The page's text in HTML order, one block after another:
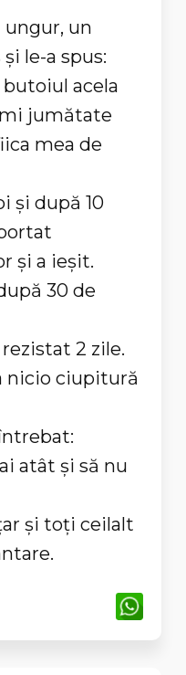
ungur, un
le-a spus:
butoiul acela
jumătate
mea de
și după 10
și a ieșit.
30 de
2 zile.
nicio ciupitură
atât și să nu
și toți ceilalt